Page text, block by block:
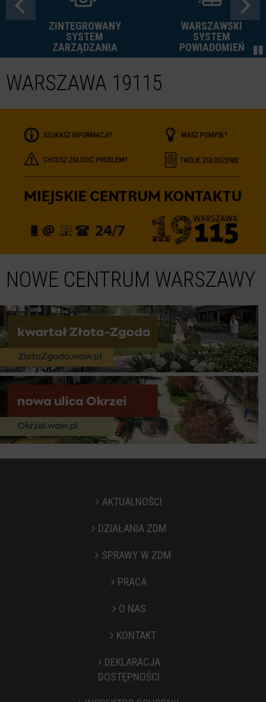
ZINTEGROWANY
SYSTEM
ZARZĄDZANIA
WARSZAWSKI
SYSTEM
POWIADOMIEŃ
WARSZAWA 19115
NOWE CENTRUM WARSZAWY
AKTUALNOŚCI
DZIAŁANIA ZDM
SPRAWY W ZDM
PRACA
O NAS
KONTAKT
DEKLARACJA
DOSTĘPNOŚCI